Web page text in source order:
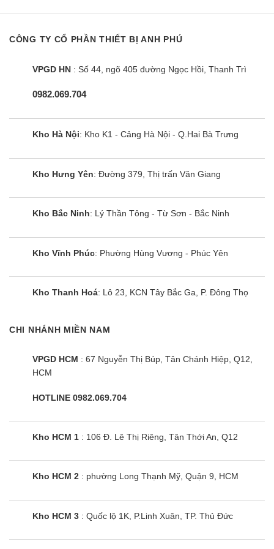
Máy giặt Hitachi có hiệu suất năng lượng dao động từ 8 ∼
tiêu thụ hết 8 ∼ 34,6 Wh điện.
Phân loại
lồng ngang
lồng đứng
Khối lượng
8.5 – 12 kg
Nên mua máy giặt quần áo Hitachi ở đâu chính
Với lợi thế hình thức bán trực tuyến, Điện Máy Siêu Rẻ chỉ
máy giặt Hitachi được phân phối với giá tận gốc, rẻ hơn từ 20-
Toàn bộ các sản phẩm đều được kiểm tra kỹ lưỡng trước khi
nguyên kiện, chưa qua sử dụng với đầy đủ giấy tờ liên quan.
✅ Đảm bảo: Hàng chính hãng
✅ Tình trạng: Mới 100%
CÔNG TY CỔ PHẦN THIẾT BỊ ANH PHÚ
VPGD HN : Số 44, ngõ 405 đường Ngọc Hồi, Thanh Trì
0982.069.704
Kho Hà Nội: Kho K1 - Cảng Hà Nội - Q.Hai Bà Trưng
Kho Hưng Yên: Đường 379, Thị trấn Văn Giang
Kho Bắc Ninh: Lý Thần Tông - Từ Sơn - Bắc Ninh
Kho Vĩnh Phúc: Phường Hùng Vương - Phúc Yên
Kho Thanh Hoá: Lô 23, KCN Tây Bắc Ga, P. Đông Thọ
CHI NHÁNH MIỀN NAM
VPGD HCM : 67 Nguyễn Thị Búp, Tân Chánh Hiệp, Q12,
HCM
HOTLINE 0982.069.704
Kho HCM 1 : 106 Đ. Lê Thị Riêng, Tân Thới An, Q12
Kho HCM 2 : phường Long Thạnh Mỹ, Quận 9, HCM
Kho HCM 3 : Quốc lộ 1K, P.Linh Xuân, TP. Thủ Đức